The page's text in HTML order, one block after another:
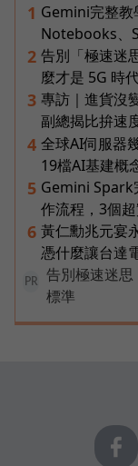
1 Gemini完整教
Notebooks、
2 告別「極速迷
麼才是 5G 時
3 專訪｜進貨沒
副總揭比拚速
4 全球AI伺服器
19檔AI基建概
5 Gemini Spark
作流程，3個
6 黃仁勳兆元宴
憑什麼讓台達
PR
告別極速迷
標準